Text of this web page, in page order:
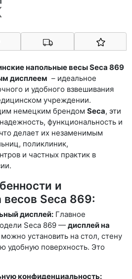
Арконт-Мед
напольные весы Seca 869
дисплеем – идеальное
и удобного взвешивания
учреждении.
немецким брендом Seca, эти
функциональность и
делает их незаменимым
поликлиник,
и частных практик в
и
Seca 869:
дисплей: Главное
Seca 869 — дисплей на
установить на стол, стену
удобную поверхность. Это
конфиденциальность: